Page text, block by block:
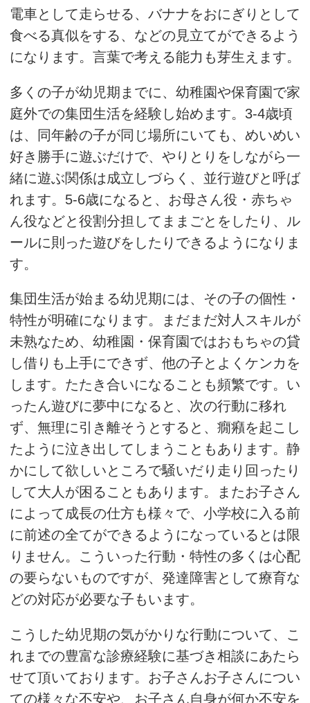
電車として走らせる、バナナをおにぎりとして
食べる真似をする、などの見立てができるよう
になります。言葉で考える能力も芽生えます。
多くの子が幼児期までに、幼稚園や保育園で家
庭外での集団生活を経験し始めます。3-4歳頃
は、同年齢の子が同じ場所にいても、めいめい
好き勝手に遊ぶだけで、やりとりをしながら一
緒に遊ぶ関係は成立しづらく、並行遊びと呼ば
れます。5-6歳になると、お母さん役・赤ちゃ
ん役などと役割分担してままごとをしたり、ル
ールに則った遊びをしたりできるようになりま
す。
集団生活が始まる幼児期には、その子の個性・
特性が明確になります。まだまだ対人スキルが
未熟なため、幼稚園・保育園ではおもちゃの貸
し借りも上手にできず、他の子とよくケンカを
します。たたき合いになることも頻繁です。い
ったん遊びに夢中になると、次の行動に移れ
ず、無理に引き離そうとすると、癇癪を起こし
たように泣き出してしまうこともあります。静
かにして欲しいところで騒いだり走り回ったり
して大人が困ることもあります。またお子さん
によって成長の仕方も様々で、小学校に入る前
に前述の全てができるようになっているとは限
りません。こういった行動・特性の多くは心配
の要らないものですが、発達障害として療育な
どの対応が必要な子もいます。
こうした幼児期の気がかりな行動について、こ
れまでの豊富な診療経験に基づき相談にあたら
せて頂いております。お子さんお子さんについ
ての様々な不安や、お子さん自身が何か不安を